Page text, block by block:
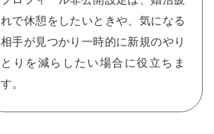
れで休憩をしたいときや、気になる
相手が見つかり一時的に新規のやり
とりを減らしたい場合に役立ちま
す。